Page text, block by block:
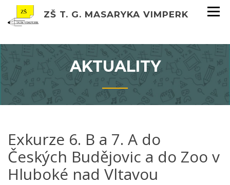
ZŠ T. G. MASARYKA VIMPERK
AKTUALITY
Exkurze 6. B a 7. A do
Českých Budějovic a do Zoo v
Hluboké nad Vltavou